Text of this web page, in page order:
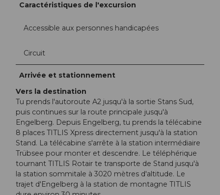
Caractéristiques de l'excursion
Accessible aux personnes handicapées
Circuit
Arrivée et stationnement
Vers la destination
Tu prends l'autoroute A2 jusqu'à la sortie Stans Sud,
puis continues sur la route principale jusqu'à
Engelberg. Depuis Engelberg, tu prends la télécabine
8 places TITLIS Xpress directement jusqu'à la station
Stand. La télécabine s'arrête à la station intermédiaire
Trübsee pour monter et descendre. Le téléphérique
tournant TITLIS Rotair te transporte de Stand jusqu'à
la station sommitale à 3020 mètres d'altitude. Le
trajet d'Engelberg à la station de montagne TITLIS